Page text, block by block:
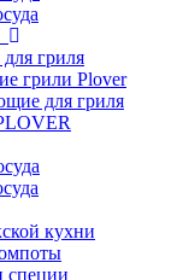
гриля
грили Plover
для гриля
кухни
специи